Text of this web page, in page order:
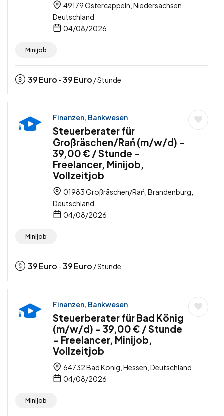
49179 Ostercappeln, Niedersachsen,
Deutschland
04/08/2026
Minijob
39Euro -39Euro / Stunde
Finanzen, Bankwesen
Steuerberater für
Großräschen/Rań (m/w/d) –
39,00 € / Stunde –
Freelancer, Minijob,
Vollzeitjob
01983 Großräschen/Rań, Brandenburg,
Deutschland
04/08/2026
Minijob
39Euro -39Euro / Stunde
Finanzen, Bankwesen
Steuerberater für Bad König
(m/w/d) – 39,00 € / Stunde
– Freelancer, Minijob,
Vollzeitjob
64732 Bad König, Hessen, Deutschland
04/08/2026
Minijob